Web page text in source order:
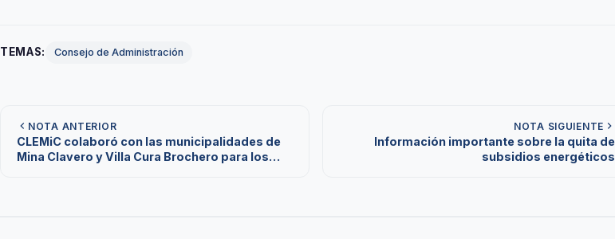
TEMAS: Consejo de Administración
NOTA ANTERIOR
CLEMiC colaboró con las municipalidades de
Mina Clavero y Villa Cura Brochero para los
NOTA SIGUIENTE
Información importante sobre la quita de
subsidios energéticos